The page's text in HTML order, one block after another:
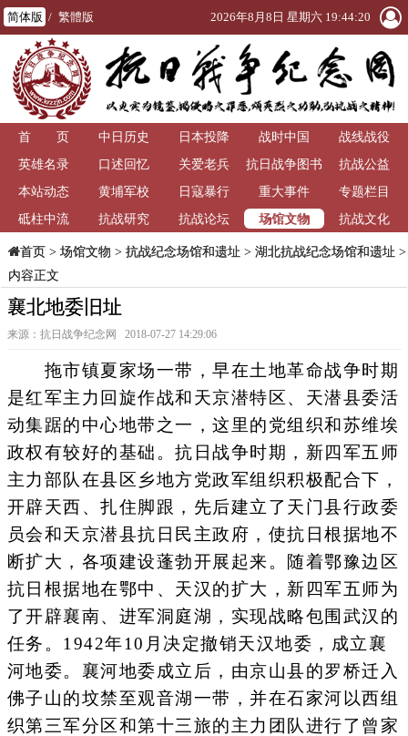
简体版 / 繁體版 2026年8月8日 星期六 19:44:21
首 页 中日历史 日本投降 战时中国
战线战役
英雄名录
口述回忆 关爱老兵
抗日战争图书
馆
抗战公益
本站动态
黄埔军校 日寇暴行 重大事件
专题栏目
砥柱中流
抗战研究 抗战论坛 场馆文物 抗战文化
首页> 场馆文物 > 抗战纪念场馆和遗址 > 湖北抗战纪念场馆和遗址 >
内容正文
襄北地委旧址
来源：抗日战争纪念网 2018-07-27 14:29:06
拖市镇夏家场一带，早在土地革命战争时期
是红军主力回旋作战和天京潜特区、天潜县委活
动集踞的中心地带之一，这里的党组织和苏维埃
政权有较好的基础。抗日战争时期，新四军五师
主力部队在县区乡地方党政军组织积极配合下，
开辟天西、扎住脚跟，先后建立了天门县行政委
员会和天京潜县抗日民主政府，使抗日根据地不
断扩大，各项建设蓬勃开展起来。随着鄂豫边区
抗日根据地在鄂中、天汉的扩大，新四军五师为
了开辟襄南、进军洞庭湖，实现战略包围武汉的
任务。1942年10月决定撤销天汉地委，成立襄
河地委。襄河地委成立后，由京山县的罗桥迁入
佛子山的坟禁至观音湖一带，并在石家河以西组
织第三军分区和第十三旅的主力团队进行了曾家